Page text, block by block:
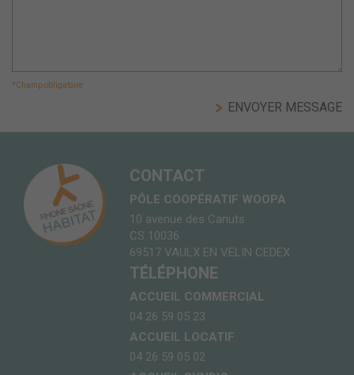
*Champ obligatoire
CONTACT
PÔLE COOPÉRATIF WOOPA
10 avenue des Canuts
CS 10036
69517 VAULX EN VELIN CEDEX
TÉLÉPHONE
ACCUEIL COMMERCIAL
04 26 59 05 23
ACCUEIL LOCATIF
04 26 59 05 02